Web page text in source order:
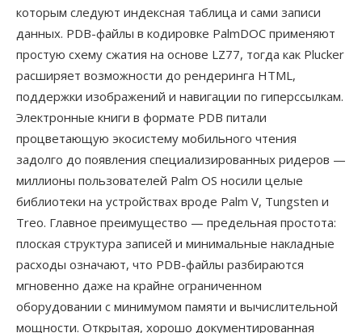
которым следуют индексная таблица и сами записи
данных. PDB-файлы в кодировке PalmDOC применяют
простую схему сжатия на основе LZ77, тогда как Plucker
расширяет возможности до рендеринга HTML,
поддержки изображений и навигации по гиперссылкам.
Электронные книги в формате PDB питали
процветающую экосистему мобильного чтения
задолго до появления специализированных ридеров —
миллионы пользователей Palm OS носили целые
библиотеки на устройствах вроде Palm V, Tungsten и
Treo. Главное преимущество — предельная простота:
плоская структура записей и минимальные накладные
расходы означают, что PDB-файлы разбираются
мгновенно даже на крайне ограниченном
оборудовании с минимумом памяти и вычислительной
мощности. Открытая, хорошо документированная